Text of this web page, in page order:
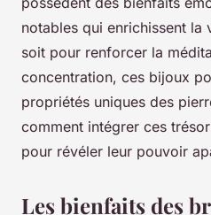
notables qui enrichissent la
soit pour renforcer la
concentration, ces bijoux
propriétés uniques des
comment intégrer ces
pour révéler leur pouvoir
Les bienfaits des